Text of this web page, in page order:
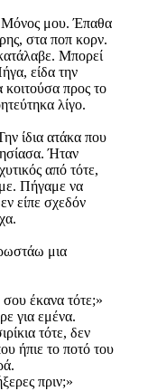
Μόνος μου. Έπαθα
στα ποπ κορν.
Μπορεί
είδα την
κοιτούσα προς το
λίγο.
ίδια ατάκα που
Ήταν
από τότε,
Πήγαμε να
είπε σχεδόν
μια
έκανα τότε;»
για εμένα.
τότε, δεν
ήπιε το ποτό του
πριν;»